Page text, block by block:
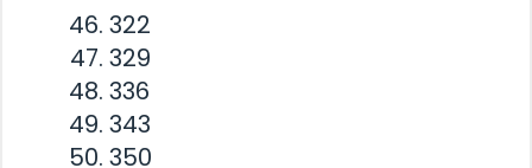
322
329
336
343
350